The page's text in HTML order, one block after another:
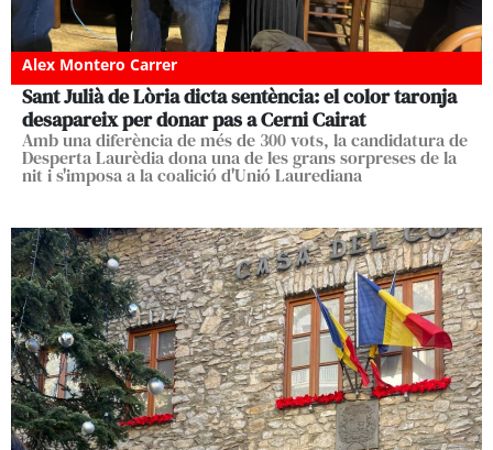
Alex Montero Carrer
Sant Julià de Lòria dicta sentència: el color taronja
desapareix per donar pas a Cerni Cairat
Amb una diferència de més de 300 vots, la candidatura de
Desperta Laurèdia dona una de les grans sorpreses de la
nit i s'imposa a la coalició d'Unió Laurediana